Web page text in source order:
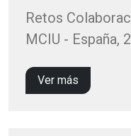
Retos
MCIU - España,
Ver más